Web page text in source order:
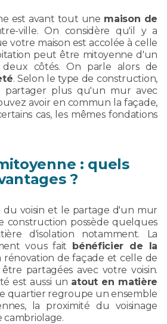
est avant tout une maison de
ville. On considère qu'il y a
votre maison est accolée à celle
peut être mitoyenne d'un
côtés. On parle alors de
. Selon le type de construction,
partager plus qu'un mur avec
avoir en commun la façade,
cas, les mêmes fondations
: quels
?
du voisin et le partage d'un mur
construction possède quelques
d'isolation notamment. La
vous fait bénéficier de la
rénovation de façade et celle de
partagées avec votre voisin.
est aussi un atout en matière
quartier regroupe un ensemble
la proximité du voisinage
cambriolage.